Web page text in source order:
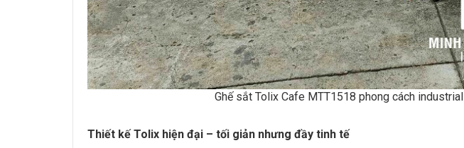
Ghế sắt Tolix Cafe MTT1518 phong cách industrial
Thiết kế Tolix hiện đại – tối giản nhưng đầy tinh tế